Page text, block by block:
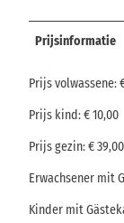
Prijsinformatie
Prijs volwassene:
Prijs kind: € 10,00
Prijs gezin: € 39,00
Erwachsener mit
Kinder mit